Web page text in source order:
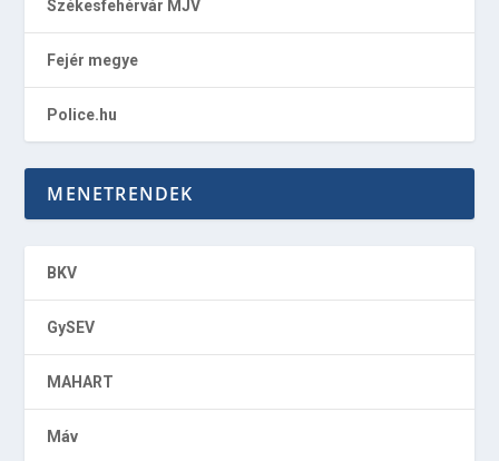
Székesfehérvár MJV
Fejér megye
Police.hu
MENETRENDEK
BKV
GySEV
MAHART
Máv